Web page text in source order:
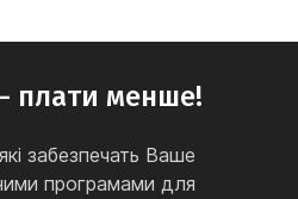
плати менше!
забезпечать Ваше
програмами для